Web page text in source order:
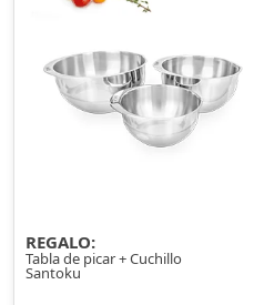
REGALO:
Tabla de picar + Cuchillo
Santoku